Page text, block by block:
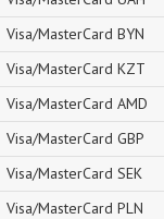
Visa/MasterCard BYN
Visa/MasterCard KZT
Visa/MasterCard AMD
Visa/MasterCard GBP
Visa/MasterCard SEK
Visa/MasterCard PLN